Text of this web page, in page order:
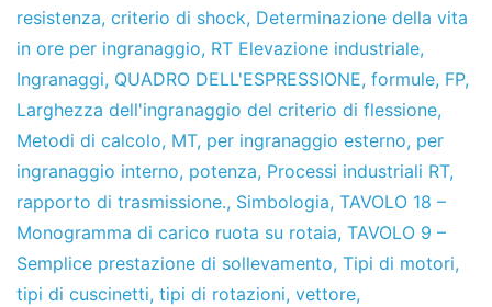
resistenza, criterio di shock, Determinazione della vita
in ore per ingranaggio, RT Elevazione industriale,
Ingranaggi, QUADRO DELL'ESPRESSIONE, formule, FP,
Larghezza dell'ingranaggio del criterio di flessione,
Metodi di calcolo, MT, per ingranaggio esterno, per
ingranaggio interno, potenza, Processi industriali RT,
rapporto di trasmissione., Simbologia, TAVOLO 18 –
Monogramma di carico ruota su rotaia, TAVOLO 9 –
Semplice prestazione di sollevamento, Tipi di motori,
tipi di cuscinetti, tipi di rotazioni, vettore,